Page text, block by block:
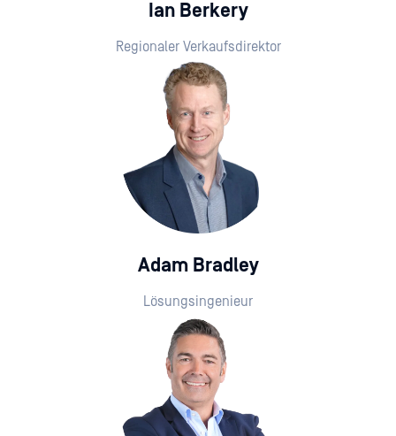
Ian Berkery
Regionaler Verkaufsdirektor
Adam Bradley
Lösungsingenieur